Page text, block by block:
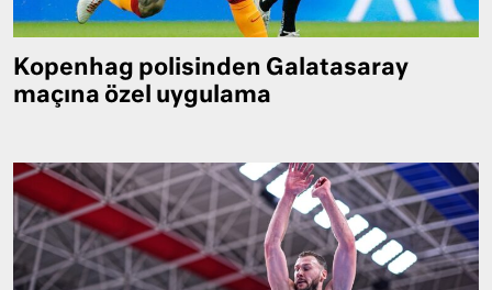
Kopenhag polisinden Galatasaray
maçına özel uygulama